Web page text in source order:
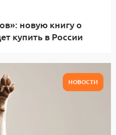
новую книгу о
купить в России
НОВОСТИ